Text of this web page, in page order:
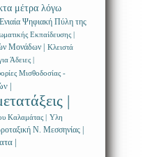
μέτρα λόγω
Ενιαία Ψηφιακή Πύλη της
Εκπαίδευσης |
Μονάδων |
Κλειστά
Άδειες |
Μισθοδοσίας -
|
|
Καλαμάτας |
Υλη
Ν. Μεσσηνίας |
|